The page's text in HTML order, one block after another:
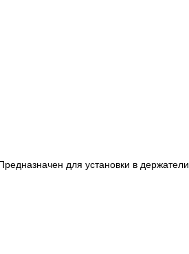
для установки в держатели